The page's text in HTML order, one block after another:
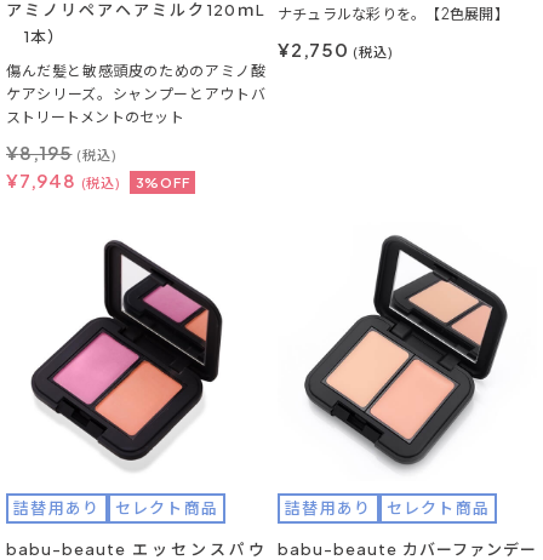
アミノリペアヘアミルク120ｍL
1本）
傷んだ髪と敏感頭皮のためのアミノ酸
ケアシリーズ。シャンプーとアウトバ
ストリートメントのセット
¥7,948 (税込) 3%OFF
¥8,195 (税込)
ナチュラルな彩りを。【2色展開】
¥2,750 (税込)
詰替用あり セレクト商品
babu-beaute エッセンスパウ
詰替用あり セレクト商品
babu-beaute カバーファンデー